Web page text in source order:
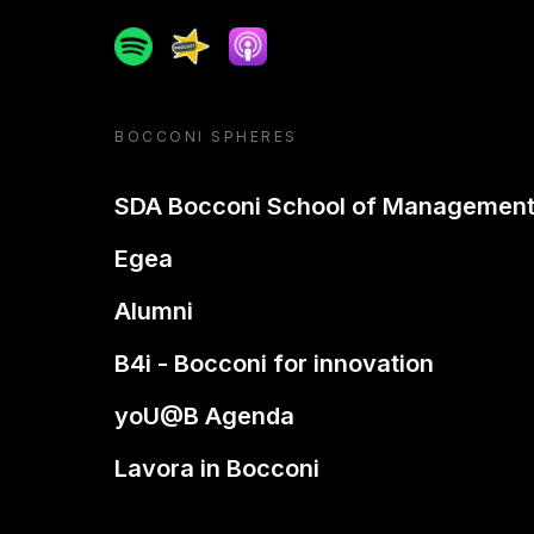
SpotifySpreakerApple podcast
BOCCONI SPHERES
SDA Bocconi School of Management
Egea
Alumni
B4i - Bocconi for innovation
yoU@B Agenda
Lavora in Bocconi